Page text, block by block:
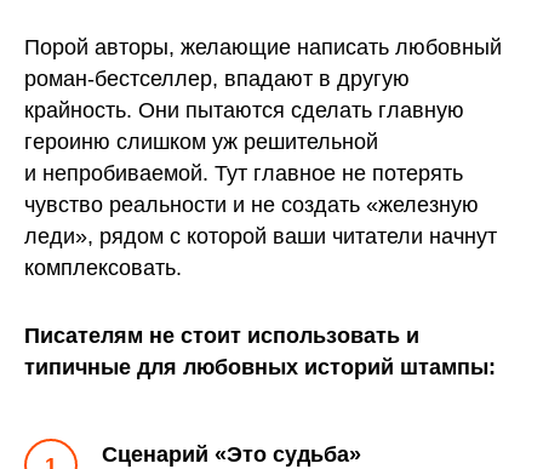
Порой авторы, желающие написать любовный
роман-бестселлер, впадают в другую
крайность. Они пытаются сделать главную
героиню слишком уж решительной
и непробиваемой. Тут главное не потерять
чувство реальности и не создать «железную
леди», рядом с которой ваши читатели начнут
комплексовать.
Писателям не стоит использовать и
типичные для любовных историй штампы:
Сценарий «Это судьба»